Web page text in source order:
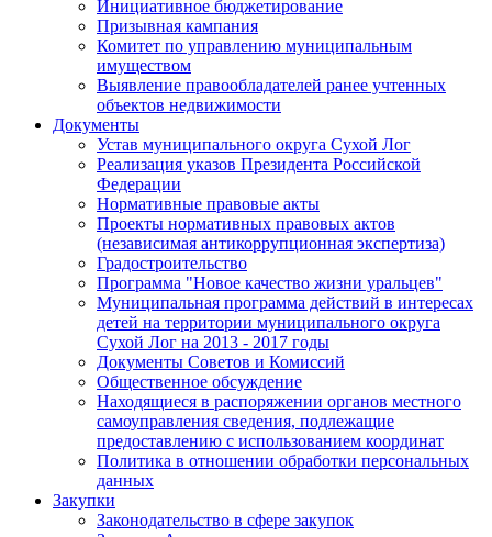
Инициативное бюджетирование
Призывная кампания
Комитет по управлению муниципальным
имуществом
Выявление правообладателей ранее учтенных
объектов недвижимости
Документы
Устав муниципального округа Сухой Лог
Реализация указов Президента Российской
Федерации
Нормативные правовые акты
Проекты нормативных правовых актов
(независимая антикоррупционная экспертиза)
Градостроительство
Программа "Новое качество жизни уральцев"
Муниципальная программа действий в интересах
детей на территории муниципального округа
Сухой Лог на 2013 - 2017 годы
Документы Советов и Комиссий
Общественное обсуждение
Находящиеся в распоряжении органов местного
самоуправления сведения, подлежащие
предоставлению с использованием координат
Политика в отношении обработки персональных
данных
Закупки
Законодательство в сфере закупок